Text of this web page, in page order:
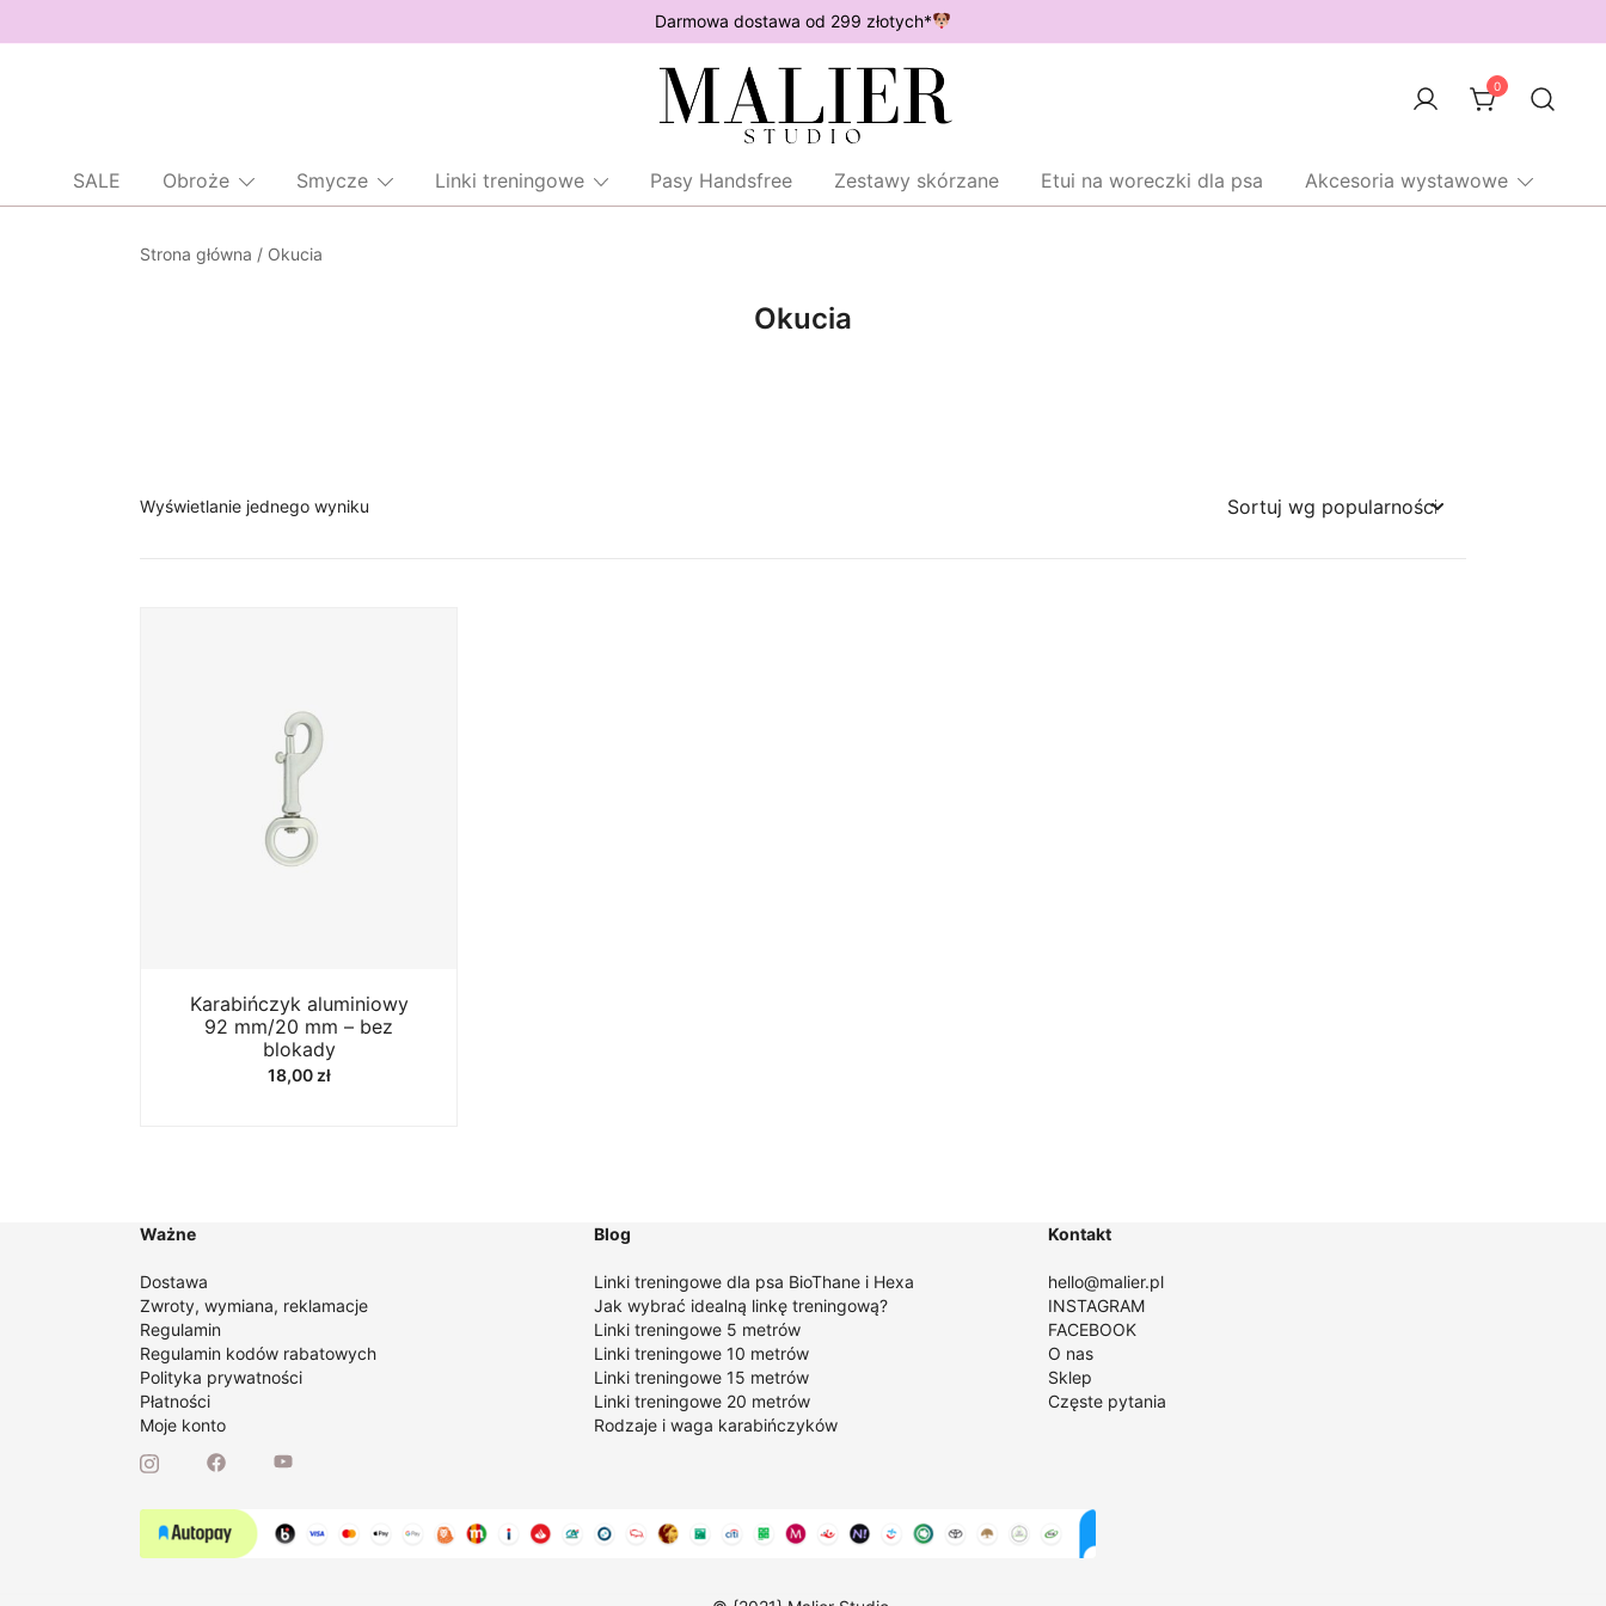
Przejdź
Darmowa dostawa od 299 złotych*
Malier Studio
0
SALE Obroże Smycze Linki treningowe Pasy Handsfree Zestawy skórzane Etui na woreczki dla psa Akcesoria wystawowe
Strona główna / Okucia
Okucia
Wyświetlanie jednego wyniku
Karabińczyk aluminiowy
92 mm/20 mm – bez
blokady
18,00 zł
Ważne
Dostawa
Zwroty, wymiana, reklamacje
Regulamin
Regulamin kodów rabatowych
Polityka prywatności
Płatności
Moje konto
Blog
Linki treningowe dla psa BioThane i Hexa
Jak wybrać idealną linkę treningową?
Linki treningowe 5 metrów
Linki treningowe 10 metrów
Linki treningowe 15 metrów
Linki treningowe 20 metrów
Rodzaje i waga karabińczyków
Kontakt
hello@malier.pl
INSTAGRAM
FACEBOOK
O nas
Sklep
Częste pytania